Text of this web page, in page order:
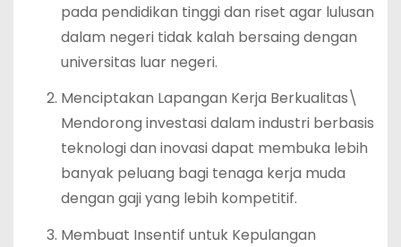
pada pendidikan tinggi dan riset agar lulusan
dalam negeri tidak kalah bersaing dengan
universitas luar negeri.
Menciptakan Lapangan Kerja Berkualitas\
Mendorong investasi dalam industri berbasis
teknologi dan inovasi dapat membuka lebih
banyak peluang bagi tenaga kerja muda
dengan gaji yang lebih kompetitif.
Membuat Insentif untuk Kepulangan